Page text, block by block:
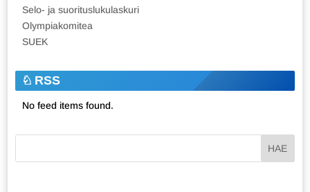
Selo- ja suorituslukulaskuri
Olympiakomitea
SUEK
RSS
No feed items found.